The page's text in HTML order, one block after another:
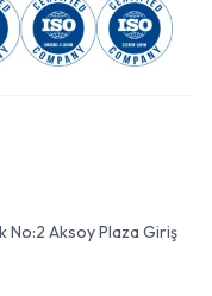
No:2 Aksoy Plaza Giriş